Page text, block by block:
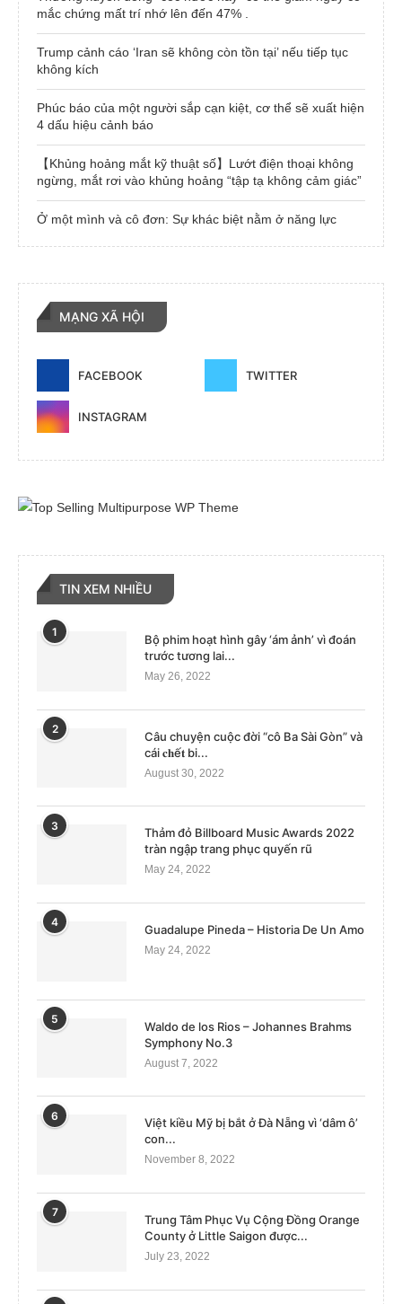
mắc chứng mất trí nhớ lên đến 47% .
Trump cảnh cáo ‘Iran sẽ không còn tồn tại’ nếu tiếp tục
không kích
Phúc báo của một người sắp cạn kiệt, cơ thể sẽ xuất hiện
4 dấu hiệu cảnh báo
【Khủng hoảng mắt kỹ thuật số】Lướt điện thoại không
ngừng, mắt rơi vào khủng hoảng “tập tạ không cảm giác”
Ở một mình và cô đơn: Sự khác biệt nằm ở năng lực
MẠNG XÃ HỘI
FACEBOOK TWITTER
INSTAGRAM
TIN XEM NHIỀU
1
Bộ phim hoạt hình gây ‘ám ảnh’ vì đoán
trước tương lai...
May 26, 2022
2
Câu chuyện cuộc đời “cô Ba Sài Gòn” và
cái 𝐜𝐡ế𝐭 bi...
August 30, 2022
3
Thảm đỏ Billboard Music Awards 2022
tràn ngập trang phục quyến rũ
May 24, 2022
4
Guadalupe Pineda – Historia De Un Amo
May 24, 2022
5
Waldo de los Rios – Johannes Brahms
Symphony No.3
August 7, 2022
6
Việt kiều Mỹ bị bắt ở Đà Nẵng vì ‘dâm ô’
con...
November 8, 2022
7
Trung Tâm Phục Vụ Cộng Đồng Orange
County ở Little Saigon được...
July 23, 2022